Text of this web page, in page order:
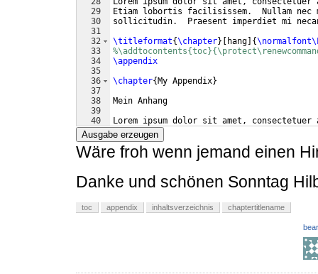
29
30
31
32
33
34
35
36
37
38
39
40
41
Etiam lobortis facilisissem.  Nullam nec
sollicitudin.  Praesent imperdiet mi
\titleformat{\chapter} hang {
\appendix
\chapter{ My Appendix}
Mein Anhang
Lorem ipsum dolor sit amet,
Etiam lobortis facilisissem.  Nullam nec
Ausgabe erzeugen
Wäre froh wenn jemand einen
Danke und schönen Sonntag
toc appendix inhaltsverzeichnis chaptertitlename